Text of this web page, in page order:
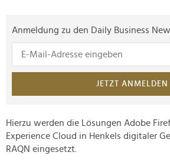
Anmeldung zu den Daily Business
JETZT ANMELDEN
Hierzu werden die Lösungen Adobe
Experience Cloud in Henkels digitaler
RAQN eingesetzt.